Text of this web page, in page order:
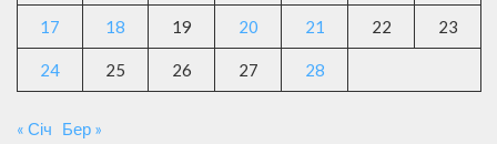
17 18 19 20 21 22 23
24 25 26 27 28
« Січ Бер »